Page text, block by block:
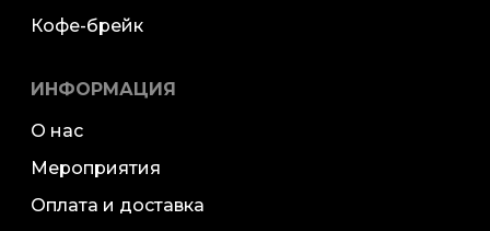
Кофе-брейк
ИНФОРМАЦИЯ
О нас
Мероприятия
Оплата и доставка